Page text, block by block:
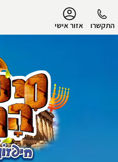
התקשרו אזור אישי